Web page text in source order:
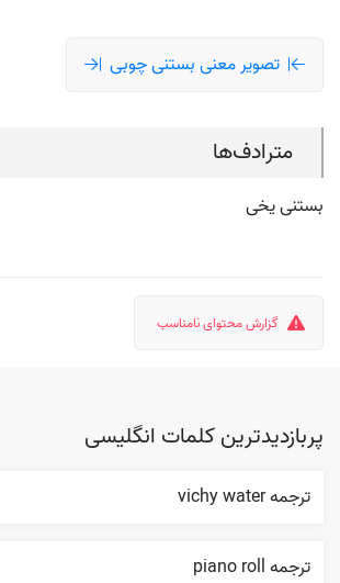
تصویر معنی بستنی چوبی
مترادف‌ها
بستنی یخی
گزارش محتوای نامناسب
پربازدیدترین کلمات انگلیسی
ترجمه vichy water
ترجمه piano roll